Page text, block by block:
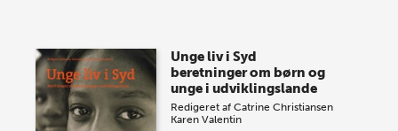
Unge liv i Syd
beretninger om børn og
unge i udviklingslande
Redigeret afCatrine Christiansen
Karen Valentin